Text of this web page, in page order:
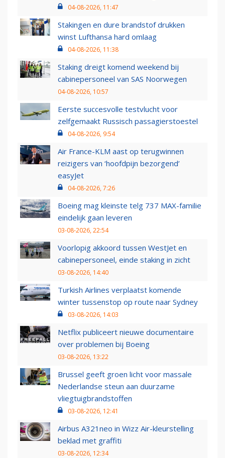
04-08-2026, 11:47
Stakingen en dure brandstof drukken
winst Lufthansa hard omlaag
04-08-2026, 11:38
Staking dreigt komend weekend bij
cabinepersoneel van SAS Noorwegen
04-08-2026, 10:57
Eerste succesvolle testvlucht voor
zelfgemaakt Russisch passagierstoestel
04-08-2026, 9:54
Air France-KLM aast op terugwinnen
reizigers van ‘hoofdpijn bezorgend’
easyJet
04-08-2026, 7:26
Boeing mag kleinste telg 737 MAX-familie
eindelijk gaan leveren
03-08-2026, 22:54
Voorlopig akkoord tussen WestJet en
cabinepersoneel, einde staking in zicht
03-08-2026, 14:40
Turkish Airlines verplaatst komende
winter tussenstop op route naar Sydney
03-08-2026, 14:03
Netflix publiceert nieuwe documentaire
over problemen bij Boeing
03-08-2026, 13:22
Brussel geeft groen licht voor massale
Nederlandse steun aan duurzame
vliegtuigbrandstoffen
03-08-2026, 12:41
Airbus A321neo in Wizz Air-kleurstelling
beklad met graffiti
03-08-2026, 12:34